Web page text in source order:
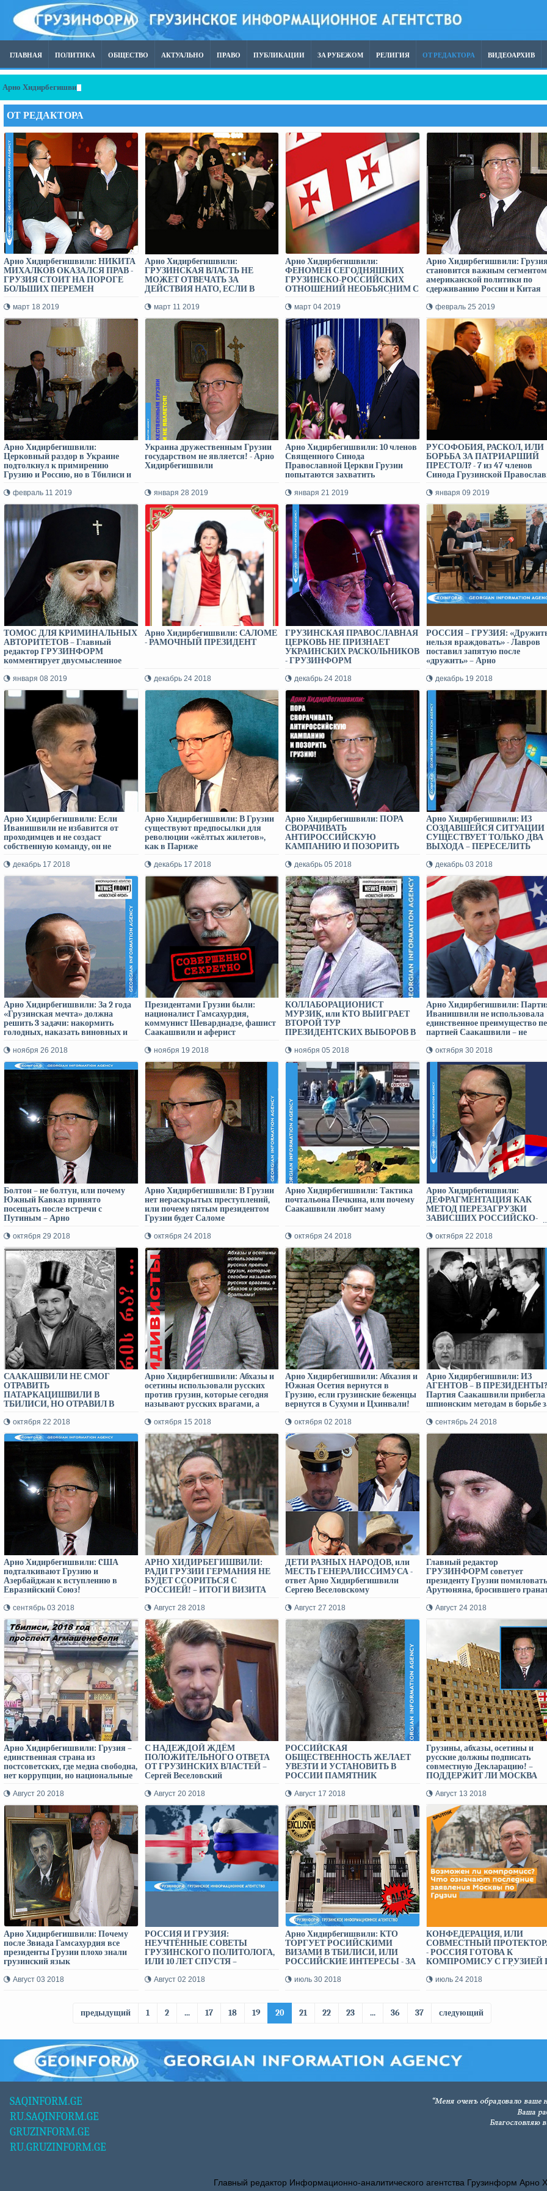
ГЛАВНАЯ ПОЛИТИКА ОБЩЕСТВО АКТУАЛЬНО ПРАВО ПУБЛИКАЦИИ ЗА РУБЕЖОМ РЕЛИГИЯ ОТ РЕДАКТОРА ВИДЕОАРХИВ
Арно Хидирбегишвили: ГРУЗИИ «26Б ДАЛИ»
ОТ РЕДАКТОРА
Арно Хидирбегишвили: НИКИТА
МИХАЛКОВ ОКАЗАЛСЯ ПРАВ -
ГРУЗИЯ СТОИТ НА ПОРОГЕ
БОЛЬШИХ ПЕРЕМЕН
март 18 2019
Арно Хидирбегишвили:
ГРУЗИНСКАЯ ВЛАСТЬ НЕ
МОЖЕТ ОТВЕЧАТЬ ЗА
ДЕЙСТВИЯ НАТО, ЕСЛИ В
ПО РОССИИ С ТЕРРИТОРИИ
ГРУЗИИ
март 11 2019
Арно Хидирбегишвили:
ФЕНОМЕН СЕГОДНЯШНИХ
ГРУЗИНСКО-РОССИЙСКИХ
ОТНОШЕНИЙ НЕОБЪЯСНИМ С
ЛОГИКИ
март 04 2019
Арно Хидирбегишвили:
становится важным сегментом
американской политики по
сдерживанию России и Китая
февраль 25 2019
Арно Хидирбегишвили:
Церковный раздор в Украине
подтолкнул к примирению
Грузию и Россию, но в Тбилиси и
заблокировать этот процесс
февраль 11 2019
Украина дружественным Грузии
государством не является! - Арно
Хидирбегишвили
января 28 2019
Арно Хидирбегишвили: 10 членов
Священного Синода
Православной Церкви Грузии
попытаются захватить
грузинскую неканоническую
церковь по примеру украинской!
января 21 2019
РУСОФОБИЯ, РАСКОЛ, ИЛИ
БОРЬБА ЗА ПАТРИАРШИЙ
ПРЕСТОЛ? - 7 из 47 членов
Синода Грузинской
Православную церковь
Арно Хидирбегишвили
января 09 2019
ТОМОС ДЛЯ КРИМИНАЛЬНЫХ
АВТОРИТЕТОВ – Главный
редактор ГРУЗИНФОРМ
комментирует двусмысленное
местоблюстителя Шио
января 08 2019
Арно Хидирбегишвили: САЛОМЕ
- РАМОЧНЫЙ ПРЕЗИДЕНТ
декабрь 24 2018
ГРУЗИНСКАЯ ПРАВОСЛАВНАЯ
ЦЕРКОВЬ НЕ ПРИЗНАЕТ
УКРАИНСКИХ РАСКОЛЬНИКОВ
- ГРУЗИНФОРМ
декабрь 24 2018
РОССИЯ – ГРУЗИЯ:
нельзя враждовать» - Лавров
поставил запятую после
«дружить» – Арно
декабрь 19 2018
Арно Хидирбегишвили: Если
Иванишвили не избавится от
проходимцев и не создаст
собственную команду, он не
грузинскому народу!
декабрь 17 2018
Арно Хидирбегишвили: В Грузии
существуют предпосылки для
революции «жёлтых жилетов»,
как в Париже
декабрь 17 2018
Арно Хидирбегишвили: ПОРА
СВОРАЧИВАТЬ
АНТИРОССИЙСКУЮ
КАМПАНИЮ И ПОЗОРИТЬ
декабрь 05 2018
Арно Хидирбегишвили: ИЗ
СОЗДАВШЕЙСЯ СИТУАЦИИ
СУЩЕСТВУЕТ ТОЛЬКО ДВА
ВЫХОДА – ПЕРЕСЕЛИТЬ
СУДУ
декабрь 03 2018
Арно Хидирбегишвили: За 2 года
«Грузинская мечта» должна
решить 3 задачи: накормить
голодных, наказать виновных и
ноября 26 2018
Президентами Грузии были:
националист Гамсахурдия,
коммунист Шеварднадзе, фашист
Саакашвили и аферист
чекиста» пока не было! – Арно
Хидирбегишвили
ноября 19 2018
КОЛЛАБОРАЦИОНИСТ
МУРЗИК, или КТО ВЫИГРАЕТ
ВТОРОЙ ТУР
ПРЕЗИДЕНТСКИХ ВЫБОРОВ В
интервью Арно Хидирбегишвили
информагентству NEWS FRONT
ноября 05 2018
Арно Хидирбегишвили:
Иванишвили не использовала
единственное преимущество
партией Саакашвили – не
потому и проиграла!
октября 30 2018
Болтон – не болтун, или почему
Южный Кавказ принято
посещать после встречи с
Путиным – Арно
октября 29 2018
Арно Хидирбегишвили: В Грузии
нет нераскрытых преступлений,
или почему пятым президентом
Грузии будет Саломе
октября 24 2018
Арно Хидирбегишвили: Тактика
почтальона Печкина, или почему
Саакашвили любит маму
октября 24 2018
Арно Хидирбегишвили:
ДЕФРАГМЕНТАЦИЯ КАК
МЕТОД ПЕРЕЗАГРУЗКИ
ЗАВИСШИХ РОССИЙСКО-
октября 22 2018
СААКАШВИЛИ НЕ СМОГ
ОТРАВИТЬ
ПАТАРКАЦИШВИЛИ В
ТБИЛИСИ, НО ОТРАВИЛ В
СПЕЦСЛУЖБ
ВЕЛИКОБРИТАНИИ - Арно
Хидирбегишвили
октября 22 2018
Арно Хидирбегишвили: Абхазы и
осетины использовали русских
против грузин, которые сегодня
называют русских врагами, а
октября 15 2018
Арно Хидирбегишвили: Абхазия и
Южная Осетия вернутся в
Грузию, если грузинские беженцы
вернутся в Сухуми и Цхинвали!
октября 02 2018
Арно Хидирбегишвили: ИЗ
АГЕНТОВ – В
Партия Саакашвили прибегла
шпионским методам в борьбе
сентябрь 24 2018
Арно Хидирбегишвили: CША
подталкивают Грузию и
Азербайджан к вступлению в
Евразийский Союз!
сентябрь 03 2018
АРНО ХИДИРБЕГИШВИЛИ:
РАДИ ГРУЗИИ ГЕРМАНИЯ НЕ
БУДЕТ ССОРИТЬСЯ С
РОССИЕЙ! – ИТОГИ ВИЗИТА
Август 28 2018
ДЕТИ РАЗНЫХ НАРОДОВ, или
МЕСТЬ ГЕНЕРАЛИССИМУСА -
ответ Арно Хидирбегишвили
Сергею Веселовскому
Август 27 2018
Главный редактор
ГРУЗИНФОРМ советует
президенту Грузии помиловать
Арутюняна, бросившего
Август 24 2018
Арно Хидирбегишвили: Грузия –
единственная страна из
постсоветских, где медиа свободна,
нет коррупции, но национальные
государственной политики!
Август 20 2018
С НАДЕЖДОЙ ЖДЁМ
ПОЛОЖИТЕЛЬНОГО ОТВЕТА
ОТ ГРУЗИНСКИХ ВЛАСТЕЙ –
Сергей Веселовский
Август 20 2018
РОССИЙСКАЯ
ОБЩЕСТВЕННОСТЬ ЖЕЛАЕТ
УВЕЗТИ И УСТАНОВИТЬ В
РОССИИ ПАМЯТНИК
Главного редактора
ГРУЗИНФОРМ Бидзине
Иванишвили
Август 17 2018
Грузины, абхазы, осетины и
русские должны подписать
совместную Декларацию! –
ПОДДЕРЖИТ ЛИ МОСКВА
РЕДАКТОРА ГРУЗИНФОРМ?
Август 13 2018
Арно Хидирбегишвили: Почему
после Звиада Гамсахурдия все
президенты Грузии плохо знали
грузинский язык
Август 03 2018
РОССИЯ И ГРУЗИЯ:
НЕУЧТЁННЫЕ СОВЕТЫ
ГРУЗИНСКОГО ПОЛИТОЛОГА,
ИЛИ 10 ЛЕТ СПУСТЯ –
Август 02 2018
Арно Хидирбегишвили: КТО
ТОРГУЕТ РОСИЙСКИМИ
ВИЗАМИ В ТБИЛИСИ, ИЛИ
РОССИЙСКИЕ ИНТЕРЕСЫ - ЗА
июль 30 2018
КОНФЕДЕРАЦИЯ, ИЛИ
СОВМЕСТНЫЙ
- РОССИЯ ГОТОВА К
КОМПРОМИСУ С ГРУЗИЕЙ
Арно Хидирбегишвили
июль 24 2018
предыдущий 1 2 ... 17 18 19 20 21 22 23 ... 36 37 следующий
SAQINFORM.GE
RU.SAQINFORM.GE
GRUZINFORM.GE
RU.GRUZINFORM.GE
Главный редактор Информационно-аналитического агентства Грузинформ Арно